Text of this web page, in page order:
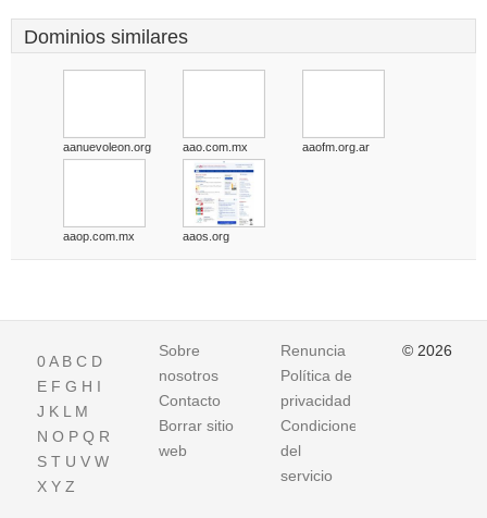
Dominios similares
aanuevoleon.org aao.com.mx aaofm.org.ar
aaop.com.mx aaos.org
0A B C D
E F G H I
J K L M
N O P Q R
S T U V W
X Y Z
Sobre
nosotros
Contacto
Borrar sitio
web
Renuncia
Política de
privacidad
Condiciones
del
servicio
© 2026